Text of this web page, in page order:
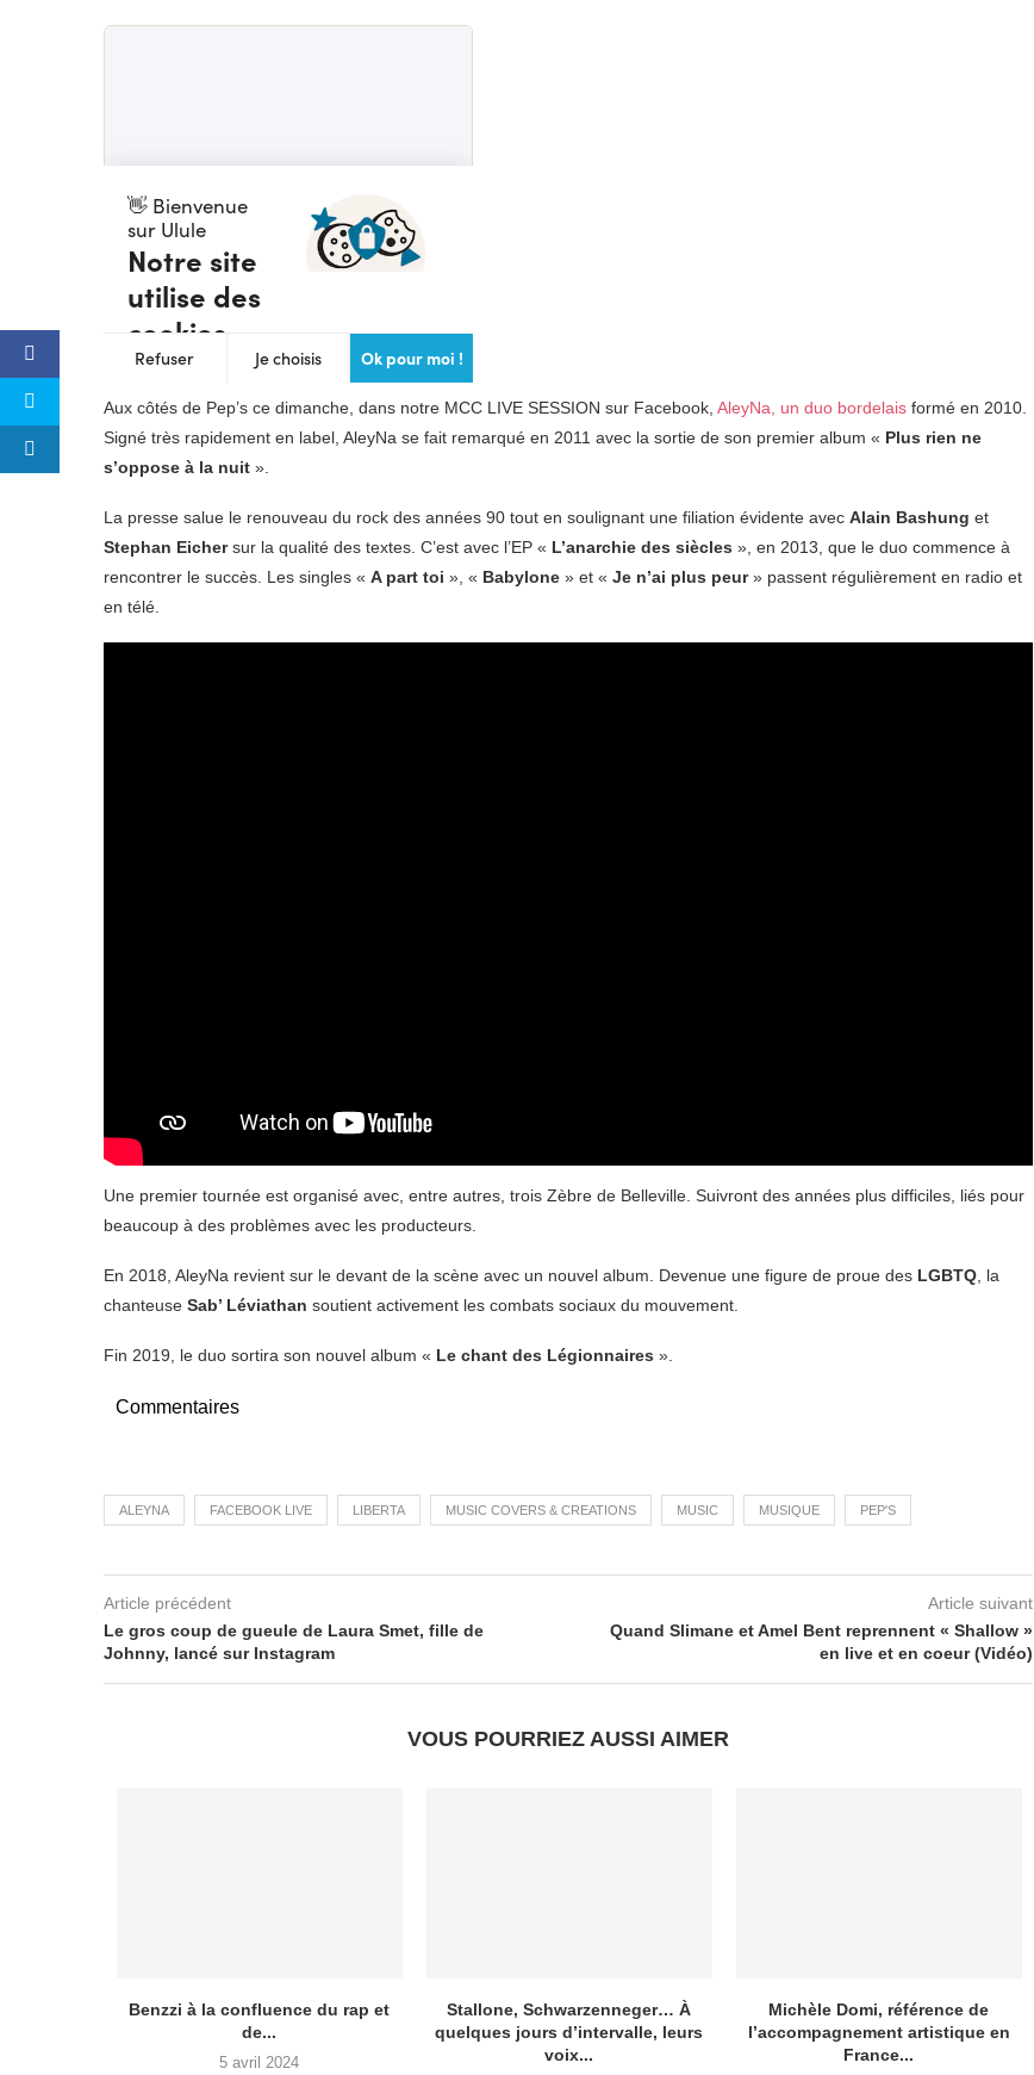
Aux côtés de Pep’s ce dimanche, dans notre MCC LIVE SESSION sur Facebook, AleyNa, un duo bordelais formé en 2010.
Signé très rapidement en label, AleyNa se fait remarqué en 2011 avec la sortie de son premier album « Plus rien ne
s’oppose à la nuit ».
La presse salue le renouveau du rock des années 90 tout en soulignant une filiation évidente avec Alain Bashung et
Stephan Eichersur la qualité des textes. C’est avec l’EP « L’anarchie des siècles », en 2013, que le duo commence à
rencontrer le succès. Les singles « A part toi », « Babylone » et « Je n’ai plus peur» passent régulièrement en radio et
en télé.
Une premier tournée est organisé avec, entre autres, trois Zèbre de Belleville. Suivront des années plus difficiles, liés pour
beaucoup à des problèmes avec les producteurs.
En 2018, AleyNa revient sur le devant de la scène avec un nouvel album. Devenue une figure de proue des LGBTQ, la
chanteuse Sab’ Léviathan soutient activement les combats sociaux du mouvement.
Fin 2019, le duo sortira son nouvel album « Le chant des Légionnaires ».
Commentaires
ALEYNA FACEBOOK LIVE LIBERTA MUSIC COVERS & CREATIONS MUSIC MUSIQUE PEP'S
Article précédent
Le gros coup de gueule de Laura Smet, fille de
Johnny, lancé sur Instagram
Article suivant
Quand Slimane et Amel Bent reprennent « Shallow »
en live et en coeur (Vidéo)
VOUS POURRIEZ AUSSI AIMER
Benzzi à la confluence du rap et
de...
5 avril 2024
Stallone, Schwarzenneger… À
quelques jours d’intervalle, leurs
voix...
Michèle Domi, référence de
l’accompagnement artistique en
France...